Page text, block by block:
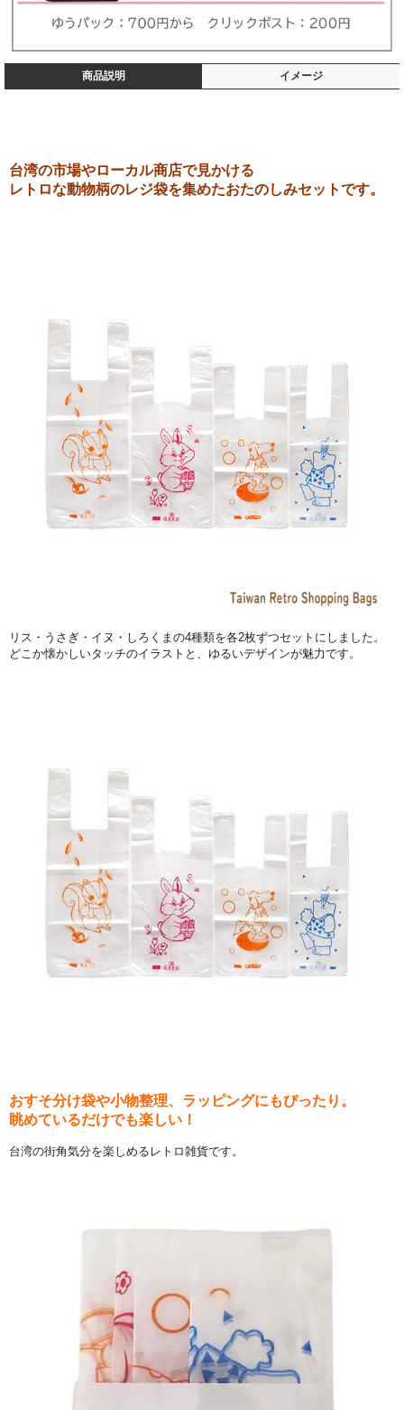
商品説明 イメージ
台湾の市場やローカル商店で見かける
レトロな動物柄のレジ袋を集めたおたのしみセットです。
リス・うさぎ・イヌ・しろくまの4種類を各2枚ずつセットにしました。
どこか懐かしいタッチのイラストと、ゆるいデザインが魅力です。
おすそ分け袋や小物整理、ラッピングにもぴったり。
眺めているだけでも楽しい！
台湾の街角気分を楽しめるレトロ雑貨です。